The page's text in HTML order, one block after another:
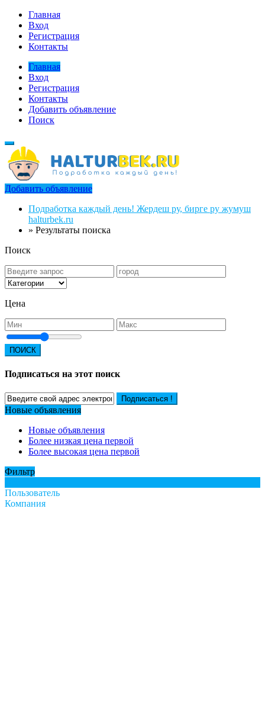
Главная
Вход
Регистрация
Контакты
Главная
Вход
Регистрация
Контакты
Добавить объявление
Поиск
Добавить объявление
Подработка каждый день! Жердеш ру, бирге ру жумуш
halturbek.ru
» Результаты поиска
Поиск
Цена
ПОИСК
Подписаться на этот поиск
Подписаться !
Новые объявления
Новые объявления
Более низкая цена первой
Более высокая цена первой
Фильтр
Пользователь
Компания